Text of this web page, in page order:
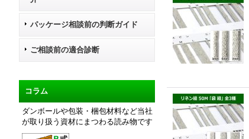
パッケージ相談前の判断ガイド
ご相談前の適合診断
コラム
ダンボールや包装・梱包材料など当社
が取り扱う資材にまつわる読み物です